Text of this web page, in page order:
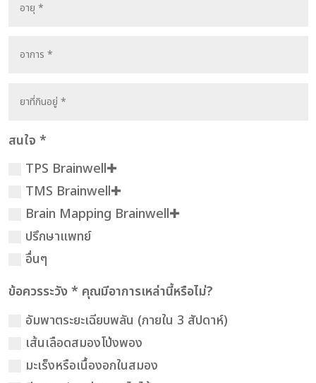
สนใจ *
TPS Brainwell✚
TMS Brainwell✚
Brain Mapping Brainwell✚
ปรึกษาแพทย์
อื่นๆ
ข้อควรระวัง * คุณมีอาการเหล่านี้หรือไม่?
อัมพาตระยะเฉียบพลัน (ภายใน 3 สัปดาห์)
เส้นเลือดสมองโป่งพอง
มะเร็งหรือเนื้องอกในสมอง